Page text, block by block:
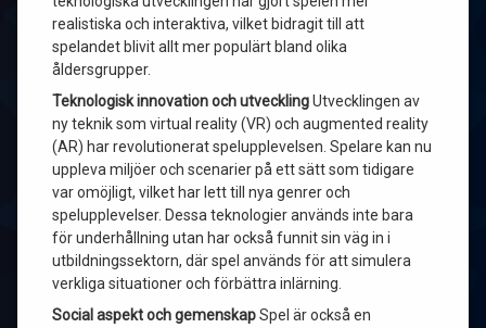
realistiska och interaktiva, vilket bidragit till att
spelandet blivit allt mer populärt bland olika
åldersgrupper.
Teknologisk innovation och utvecklingUtvecklingen av
ny teknik som virtual reality (VR) och augmented reality
(AR) har revolutionerat spelupplevelsen. Spelare kan nu
uppleva miljöer och scenarier på ett sätt som tidigare
var omöjligt, vilket har lett till nya genrer och
spelupplevelser. Dessa teknologier används inte bara
för underhållning utan har också funnit sin väg in i
utbildningssektorn, där spel används för att simulera
verkliga situationer och förbättra inlärning.
Social aspekt och gemenskapSpel är också en